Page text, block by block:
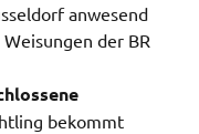
anwesend
der BR
bekommt